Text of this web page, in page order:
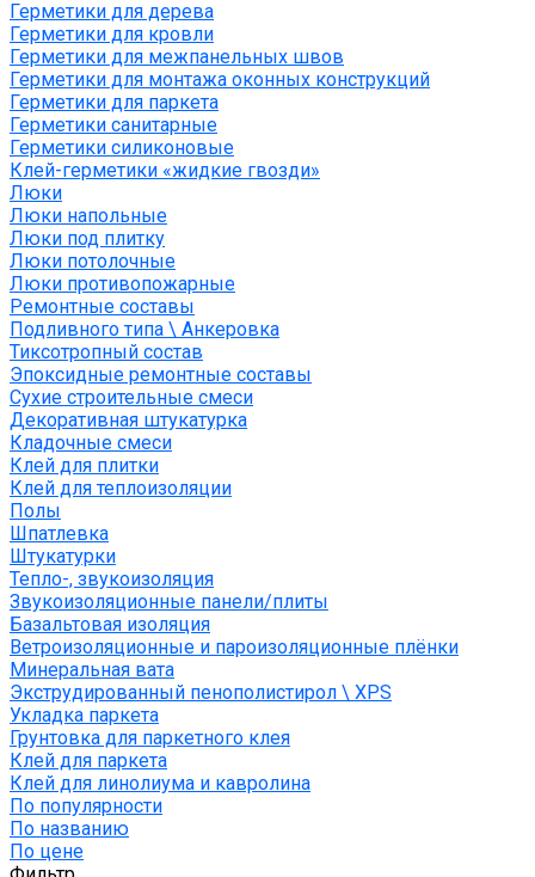
Герметики для дерева
Герметики для кровли
Герметики для межпанельных швов
Герметики для монтажа оконных конструкций
Герметики для паркета
Герметики санитарные
Герметики силиконовые
Клей-герметики «жидкие гвозди»
Люки
Люки напольные
Люки под плитку
Люки потолочные
Люки противопожарные
Ремонтные составы
Подливного типа \ Анкеровка
Тиксотропный состав
Эпоксидные ремонтные составы
Сухие строительные смеси
Декоративная штукатурка
Кладочные смеси
Клей для плитки
Клей для теплоизоляции
Полы
Шпатлевка
Штукатурки
Тепло-, звукоизоляция
Звукоизоляционные панели/плиты
Базальтовая изоляция
Ветроизоляционные и пароизоляционные плёнки
Минеральная вата
Экструдированный пенополистирол \ XPS
Укладка паркета
Грунтовка для паркетного клея
Клей для паркета
Клей для линолиума и кавролина
По популярности
По названию
По цене